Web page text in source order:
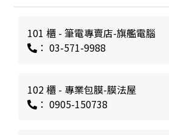
101 櫃 - 筆電專賣店-旗艦電腦
： 03-571-9988
102 櫃 - 專業包膜-膜法屋
： 0905-150738